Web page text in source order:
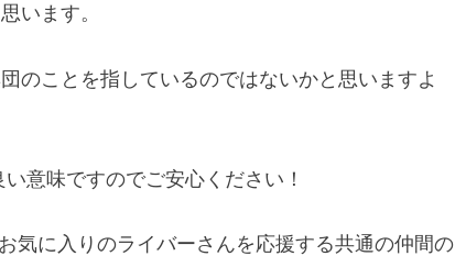
います。
のことを指しているのではないかと思いますよ
意味ですのでご安心ください！
気に入りのライバーさんを応援する共通の仲間の